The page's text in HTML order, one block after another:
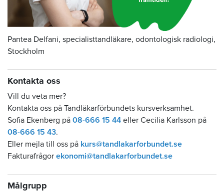
Pantea Delfani, specialisttandläkare, odontologisk radiologi,
Stockholm
Kontakta oss
Vill du veta mer?
Kontakta oss på Tandläkarförbundets kursverksamhet.
Sofia Ekenberg på 08-666 15 44 eller Cecilia Karlsson på
08-666 15 43.
Eller mejla till oss på kurs@tandlakarforbundet.se
Fakturafrågor ekonomi@tandlakarforbundet.se
Målgrupp